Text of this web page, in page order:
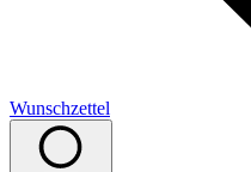
Wunschzettel